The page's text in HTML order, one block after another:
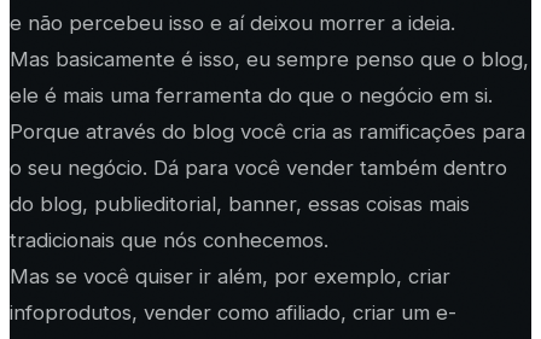
e não percebeu isso e aí deixou morrer a ideia.
Mas basicamente é isso, eu sempre penso que o blog,
ele é mais uma ferramenta do que o negócio em si.
Porque através do blog você cria as ramificações para
o seu negócio. Dá para você vender também dentro
do blog, publieditorial, banner, essas coisas mais
tradicionais que nós conhecemos.
Mas se você quiser ir além, por exemplo, criar
infoprodutos, vender como afiliado, criar um e-